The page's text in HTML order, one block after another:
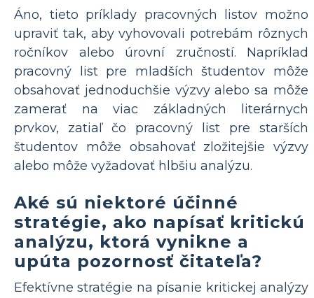
Áno, tieto príklady pracovných listov možno
upraviť tak, aby vyhovovali potrebám rôznych
ročníkov alebo úrovní zručností. Napríklad
pracovný list pre mladších študentov môže
obsahovať jednoduchšie výzvy alebo sa môže
zamerať na viac základných literárnych
prvkov, zatiaľ čo pracovný list pre starších
študentov môže obsahovať zložitejšie výzvy
alebo môže vyžadovať hlbšiu analýzu.
Aké sú niektoré účinné
stratégie, ako napísať kritickú
analýzu, ktorá vynikne a
upúta pozornosť čitateľa?
Efektívne stratégie na písanie kritickej analýzy